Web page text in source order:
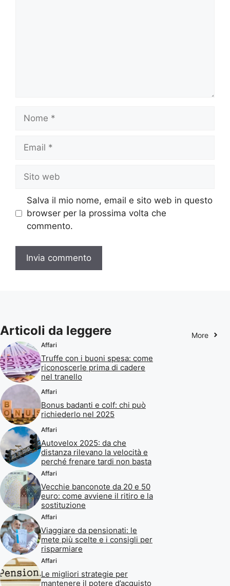
Nome
Email
Sito
web
Salva il mio nome, email e sito web in questo
browser per la prossima volta che
commento.
Articoli da leggere More
Affari
Truffe con i buoni spesa: come
riconoscerle prima di cadere
nel tranello
Affari
Bonus badanti e colf: chi può
richiederlo nel 2025
Affari
Autovelox 2025: da che
distanza rilevano la velocità e
perché frenare tardi non basta
Affari
Vecchie banconote da 20 e 50
euro: come avviene il ritiro e la
sostituzione
Affari
Viaggiare da pensionati: le
mete più scelte e i consigli per
risparmiare
Affari
Le migliori strategie per
mantenere il potere d’acquisto